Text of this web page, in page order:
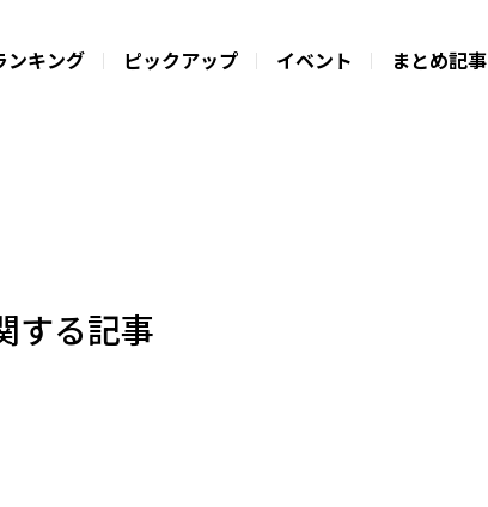
ンキング ピックアップ イベント まとめ記事
する記事